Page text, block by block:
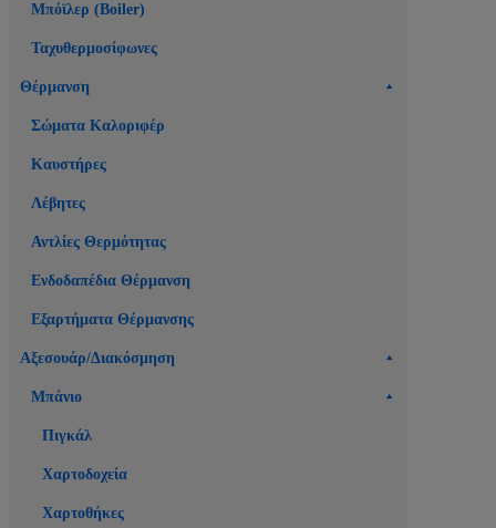
Μπόϊλερ (Boiler)
Ταχυθερμοσίφωνες
Θέρμανση
Σώματα Καλοριφέρ
Καυστήρες
Λέβητες
Αντλίες Θερμότητας
Ενδοδαπέδια Θέρμανση
Εξαρτήματα Θέρμανσης
Αξεσουάρ/Διακόσμηση
Μπάνιο
Πιγκάλ
Χαρτοδοχεία
Χαρτοθήκες